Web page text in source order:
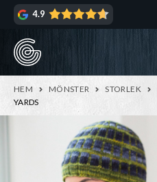
Hoppa
navigering
Hoppa
innehåll
4.9
HEM MÖNSTER STORLEK
YARDS